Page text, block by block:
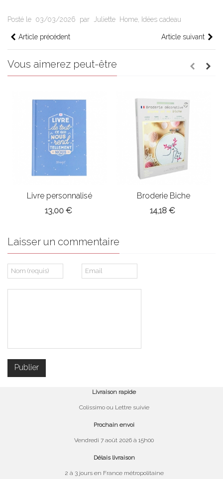
Posté le 03/03/2026 par Juliette Home, Idées cadeau
Article précédent Article suivant
Vous aimerez peut-être
Livre personnalisé
Couple
13,00 €
Broderie Biche
14,18 €
Laisser un commentaire
Livraison rapide
Colissimo ou Lettre suivie
Prochain envoi
Vendredi 7 août 2026 à 15h00
Délais livraison
2 à 3 jours en France métropolitaine